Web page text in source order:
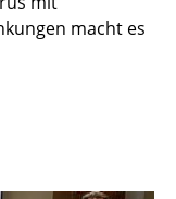
macht es